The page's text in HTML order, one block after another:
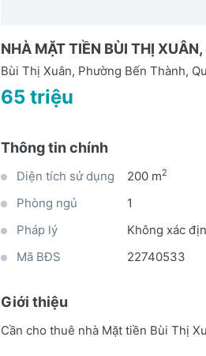
NHÀ MẶT TIỀN BÙI THỊ
Bùi Thị Xuân, Phường Bến Thành,
65 triệu
Thông tin chính
Diện tích sử dụng 200 m2
Phòng ngủ 1
Pháp lý
Không xác
Mã BĐS
22740533
Giới thiệu
Cần cho thuê nhà Mặt tiền Bùi Thị